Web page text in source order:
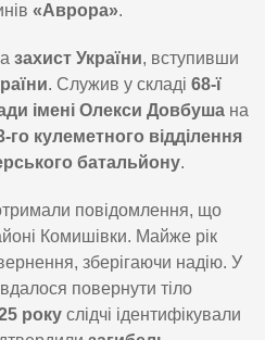
«Аврора».
захист України, вступивши
. Служив у складі 68-ї
імені Олекси Довбуша на
кулеметного відділення
батальйону.
повідомлення, що
Комишівки. Майже рік
зберігаючи надію. У
вдалося повернути тіло
року слідчі ідентифікували